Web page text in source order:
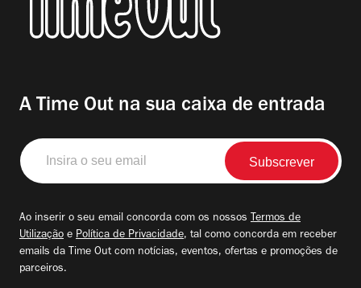
A Time Out na sua caixa de entrada
Insira
o
seu
Ao inserir o seu email concorda com os nossos Termos de
Utilização e Política de Privacidade, tal como concorda em receber
emails da Time Out com notícias, eventos, ofertas e promoções de
parceiros.